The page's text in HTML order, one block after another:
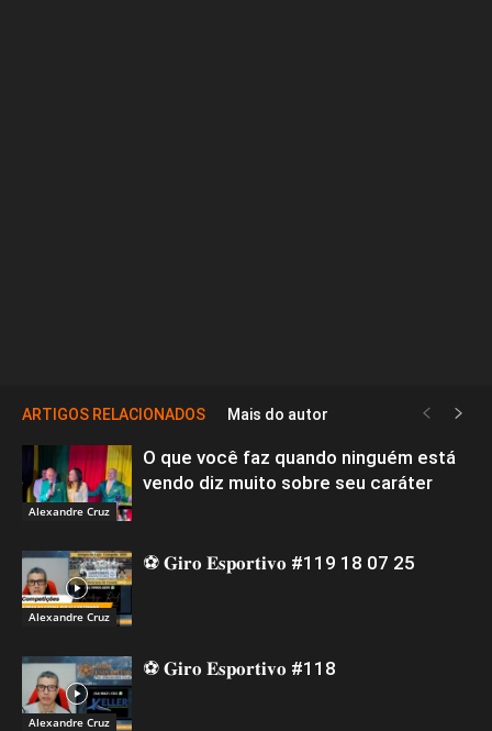
ARTIGOS RELACIONADOS Mais do autor
Alexandre Cruz
O que você faz quando ninguém está
vendo diz muito sobre seu caráter
Alexandre Cruz
⚽ 𝐆𝐢𝐫𝐨 𝐄𝐬𝐩𝐨𝐫𝐭𝐢𝐯𝐨 #119 18 07 25
Alexandre Cruz
⚽ 𝐆𝐢𝐫𝐨 𝐄𝐬𝐩𝐨𝐫𝐭𝐢𝐯𝐨 #118